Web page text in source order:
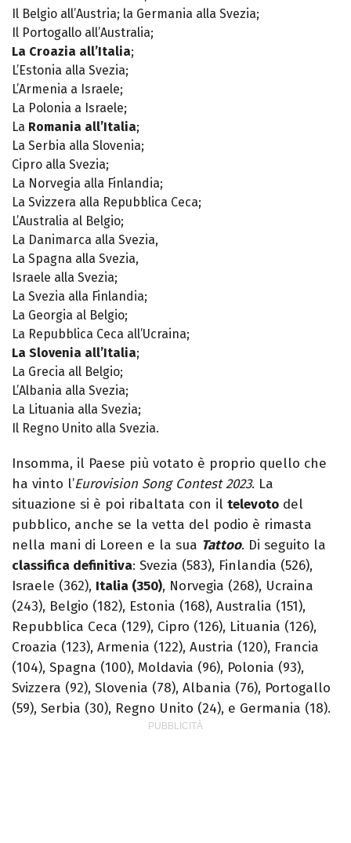
Il Belgio all’Austria; la Germania alla Svezia;
Il Portogallo all’Australia;
La Croazia all’Italia;
L’Estonia alla Svezia;
L’Armenia a Israele;
La Polonia a Israele;
La Romania all’Italia;
La Serbia alla Slovenia;
Cipro alla Svezia;
La Norvegia alla Finlandia;
La Svizzera alla Repubblica Ceca;
L’Australia al Belgio;
La Danimarca alla Svezia,
La Spagna alla Svezia,
Israele alla Svezia;
La Svezia alla Finlandia;
La Georgia al Belgio;
La Repubblica Ceca all’Ucraina;
La Slovenia all’Italia;
La Grecia all Belgio;
L’Albania alla Svezia;
La Lituania alla Svezia;
Il Regno Unito alla Svezia.
Insomma, il Paese più votato è proprio quello che
ha vinto l’Eurovision Song Contest 2023. La
situazione si è poi ribaltata con il televoto del
pubblico, anche se la vetta del podio è rimasta
nella mani di Loreen e la sua Tattoo. Di seguito la
classifica definitiva: Svezia (583), Finlandia (526),
Israele (362), Italia (350), Norvegia (268), Ucraina
(243), Belgio (182), Estonia (168), Australia (151),
Repubblica Ceca (129), Cipro (126), Lituania (126),
Croazia (123), Armenia (122), Austria (120), Francia
(104), Spagna (100), Moldavia (96), Polonia (93),
Svizzera (92), Slovenia (78), Albania (76), Portogallo
(59), Serbia (30), Regno Unito (24), e Germania (18).